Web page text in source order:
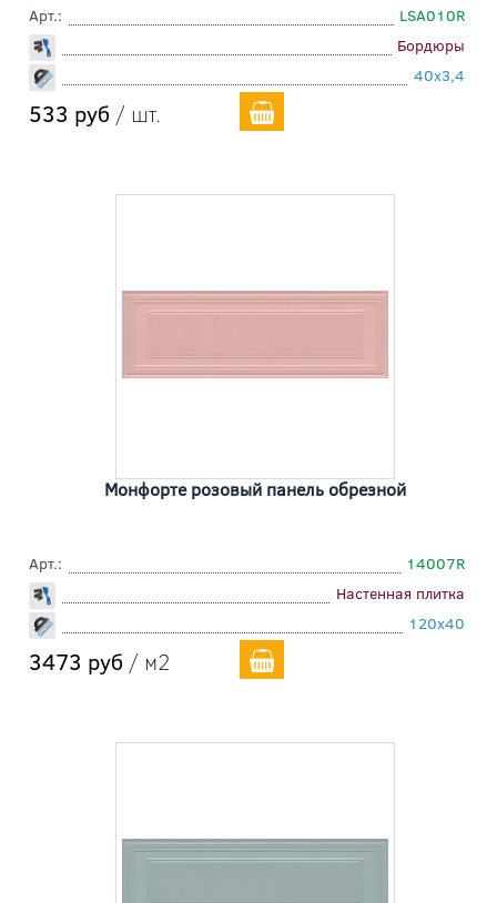
Арт.:
LSA010R
Бордюры
40x3,4
533 руб / шт.
Монфорте розовый панель обрезной
Арт.:
14007R
Настенная плитка
120x40
3473 руб / м2